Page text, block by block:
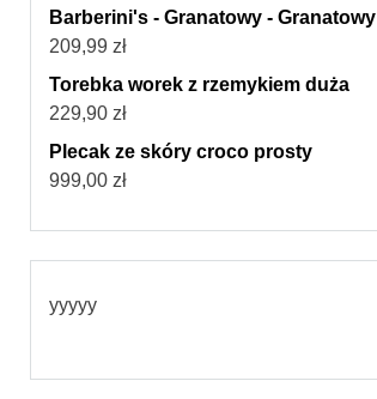
Barberini's - Granatowy - Granatowy
209,99 zł
Torebka worek z rzemykiem duża
229,90 zł
Plecak ze skóry croco prosty
999,00 zł
yyyyy